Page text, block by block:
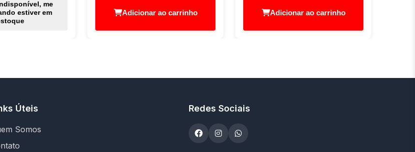
me
estiver em
Adicionar ao carrinho Adicionar ao carrinho
Úteis
Somos
Redes Sociais